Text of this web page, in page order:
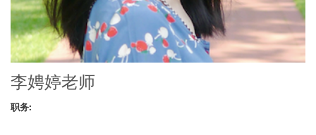
李娉婷老师
职务: